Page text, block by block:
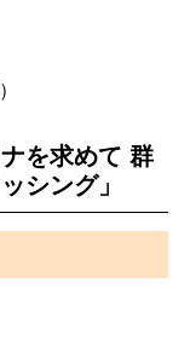
を求めて 群
シング」